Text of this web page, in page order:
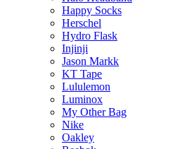
Happy Socks
Herschel
Hydro Flask
Injinji
Jason Markk
KT Tape
Lululemon
Luminox
My Other Bag
Nike
Oakley